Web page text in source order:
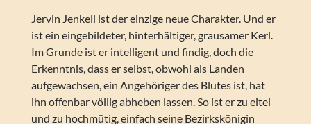
Jervin Jenkell ist der einzige neue Charakter. Und er
ist ein eingebildeter, hinterhältiger, grausamer Kerl.
Im Grunde ist er intelligent und findig, doch die
Erkenntnis, dass er selbst, obwohl als Landen
aufgewachsen, ein Angehöriger des Blutes ist, hat
ihn offenbar völlig abheben lassen. So ist er zu eitel
und zu hochmütig, einfach seine Bezirkskönigin